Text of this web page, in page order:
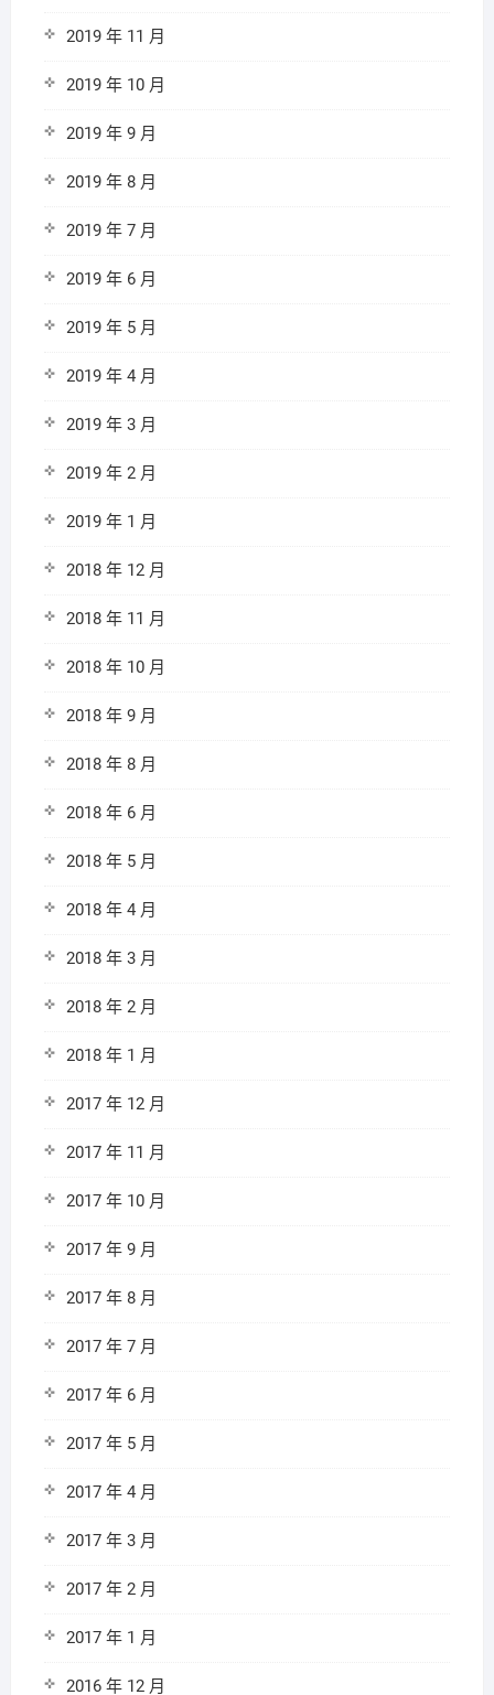
2019 年 11 月
2019 年 10 月
2019 年 9 月
2019 年 8 月
2019 年 7 月
2019 年 6 月
2019 年 5 月
2019 年 4 月
2019 年 3 月
2019 年 2 月
2019 年 1 月
2018 年 12 月
2018 年 11 月
2018 年 10 月
2018 年 9 月
2018 年 8 月
2018 年 6 月
2018 年 5 月
2018 年 4 月
2018 年 3 月
2018 年 2 月
2018 年 1 月
2017 年 12 月
2017 年 11 月
2017 年 10 月
2017 年 9 月
2017 年 8 月
2017 年 7 月
2017 年 6 月
2017 年 5 月
2017 年 4 月
2017 年 3 月
2017 年 2 月
2017 年 1 月
2016 年 12 月